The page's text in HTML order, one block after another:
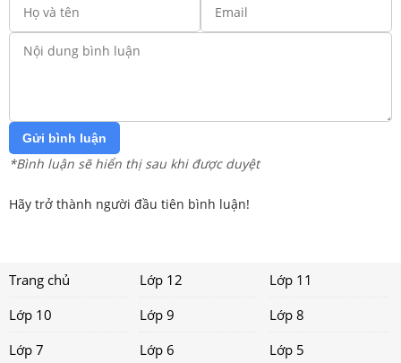
Gửi bình luận
*Bình luận sẽ hiển thị sau khi được duyệt
Hãy trở thành người đầu tiên bình luận!
Trang chủ Lớp 12
Lớp 11
Lớp 10
Lớp 9
Lớp 8
Lớp 7
Lớp 6 Lớp 5